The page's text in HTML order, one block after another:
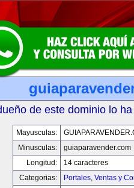
de este dominio lo
Mayusculas:
Minusculas:
guiaparavender.com
Longitud:
14 caracteres
Categorias:
Portales, Ventas y